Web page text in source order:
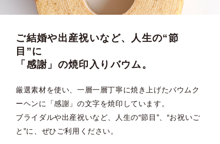
ご結婚や出産祝いなど、人生の“節
目”に
「感謝」の焼印入りバウム。
厳選素材を使い、一層一層丁寧に焼き上げたバウムク
ーヘンに「感謝」の文字を焼印しています。
ブライダルや出産祝いなど、人生の“節目”、“お祝いご
と”に、ぜひご利用ください。